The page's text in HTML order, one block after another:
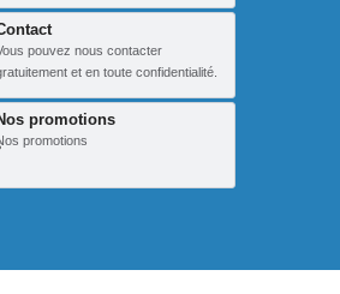
pouvez nous contacter
et en toute confidentialité.
promotions
promotions